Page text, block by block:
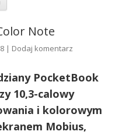
Note
| Dodaj komentarz
PocketBook
10,3-calowy
i kolorowym
Mobius,